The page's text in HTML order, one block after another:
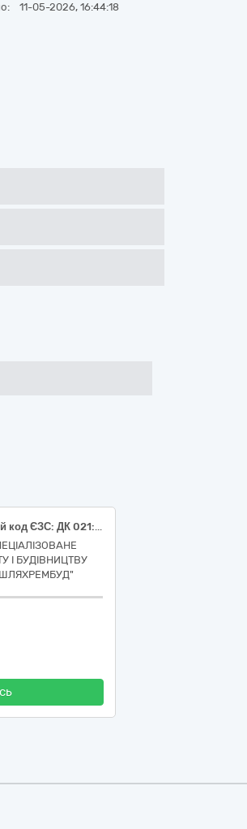
11-05-2026, 16:44:18
Дорожні знаки, відповідний код ЄЗС: ДК 021:2015: 34992200-9 Дорожні знаки
І БУДІВНИЦТВУ